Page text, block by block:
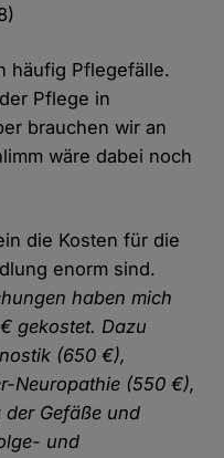
häufig Pflegefälle.
Pflege in
brauchen wir an
wäre dabei noch
die Kosten für die
enorm sind.
haben mich
gekostet. Dazu
(650 €),
Neuropathie (550 €),
Gefäße und
und